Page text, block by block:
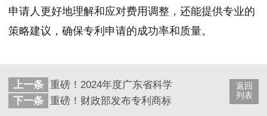
申请人更好地理解和应对费用调整，还能提供专业的
策略建议，确保专利申请的成功率和质量。
返回
列表
上一条 重磅！2024年度广东省科学技术奖提名工作启动
下一条 重磅！财政部发布专利商标代理服务采购需求标